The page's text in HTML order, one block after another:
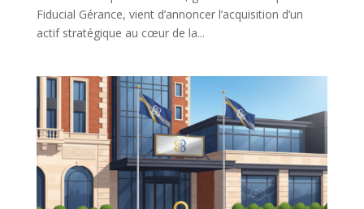
Fiducial Gérance, vient d’annoncer l’acquisition d’un
actif stratégique au cœur de la...